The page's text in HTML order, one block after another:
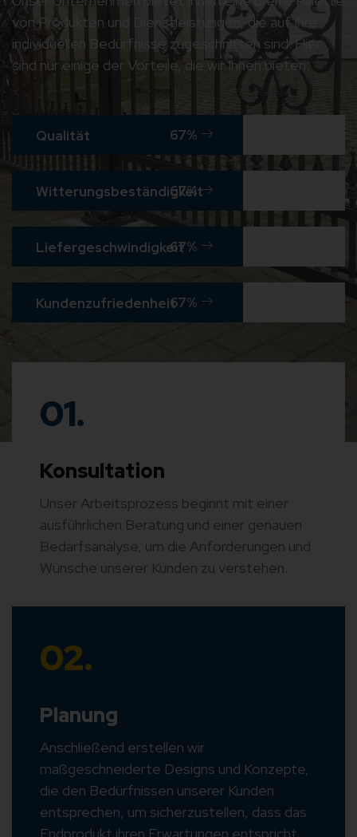
von Produkten und Dienstleistungen, die auf Ihre
individuellen Bedürfnisse zugeschnitten sind. Hier
sind nur einige der Vorteile, die wir Ihnen bieten:
Qualität
Witterungsbeständigkeit
Liefergeschwindigkeit
Kundenzufriedenheit
01.
Konsultation
Unser Arbeitsprozess beginnt mit einer
ausführlichen Beratung und einer genauen
Bedarfsanalyse, um die Anforderungen und
Wünsche unserer Kunden zu verstehen.
02.
Planung
Anschließend erstellen wir
maßgeschneiderte Designs und Konzepte,
die den Bedürfnissen unserer Kunden
entsprechen, um sicherzustellen, dass das